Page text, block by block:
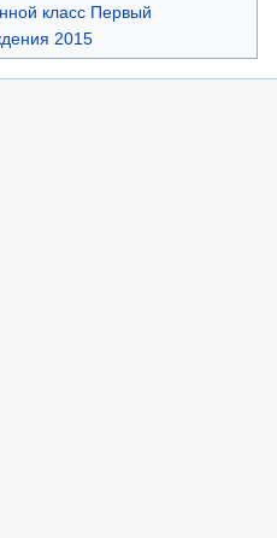
класс Первый
2015